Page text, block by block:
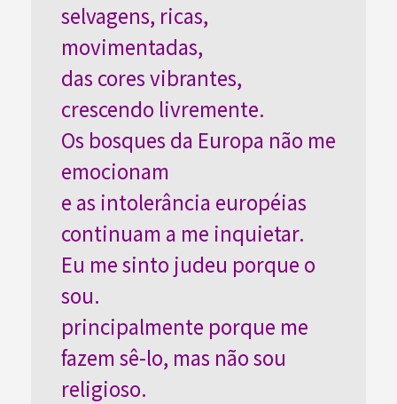
selvagens, ricas,
movimentadas,
das cores vibrantes,
crescendo livremente.
Os bosques da Europa não me
emocionam
e as intolerância européias
continuam a me inquietar.
Eu me sinto judeu porque o
sou.
principalmente porque me
fazem sê-lo, mas não sou
religioso.